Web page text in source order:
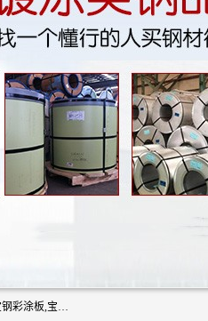
上海志辰实业有限公司主要经销:上海宝钢彩钢卷（宝钢总厂）台湾氟碳彩钢板,烨辉彩钢板,宝钢彩钢板,宝钢彩涂板,宝钢彩钢卷,马钢彩钢板,马钢彩钢卷,镀铝锌钢板,PVDF彩钢板,台湾烨辉彩钢板,高耐候彩钢板,硅改性彩钢板,规格齐全。